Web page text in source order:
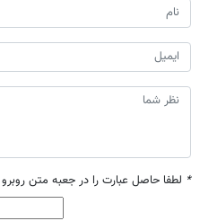
* لطفا حاصل عبارت را در جعبه متن روبرو